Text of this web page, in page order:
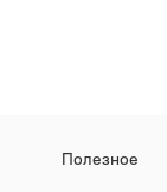
Полезное